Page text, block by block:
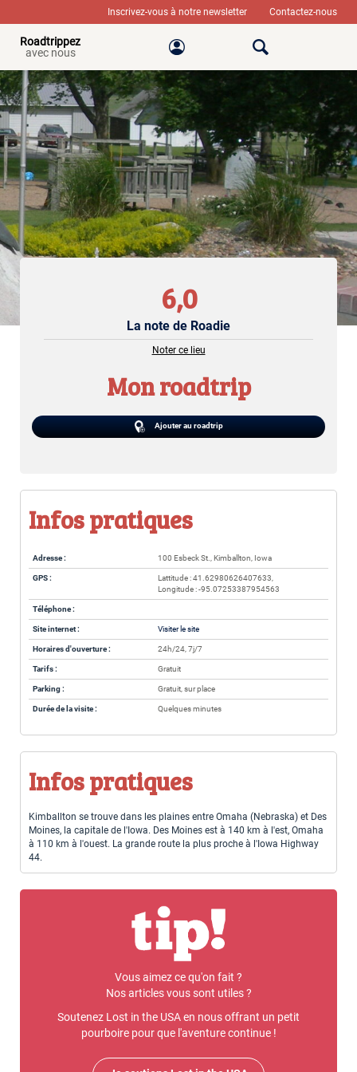
Inscrivez-vous à notre newsletter Contactez-nous
Roadtrippez
avec nous
6,0
La note de Roadie
Noter ce lieu
Mon roadtrip
Ajouter au roadtrip
Infos pratiques
Adresse : 100 Esbeck St., Kimballton, Iowa
GPS :
Lattitude : 41.62980626407633,
Longitude : -95.07253387954563
Téléphone :
Site internet : Visiter le site
Horaires d'ouverture : 24h/24, 7j/7
Tarifs : Gratuit
Parking : Gratuit, sur place
Durée de la visite : Quelques minutes
Infos pratiques
Kimballton se trouve dans les plaines entre Omaha (Nebraska) et Des
Moines, la capitale de l'Iowa. Des Moines est à 140 km à l'est, Omaha
à 110 km à l'ouest. La grande route la plus proche à l'Iowa Highway
44.
Vous aimez ce qu'on fait ?
Nos articles vous sont utiles ?
Soutenez Lost in the USA en nous offrant un petit
pourboire pour que l'aventure continue !